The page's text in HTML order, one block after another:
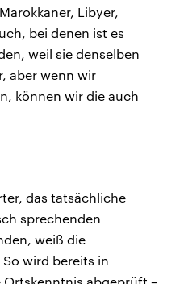
Libyer,
bei denen ist es
weil sie denselben
aber wenn wir
können wir die auch
das tatsächliche
sprechenden
weiß die
wird bereits in